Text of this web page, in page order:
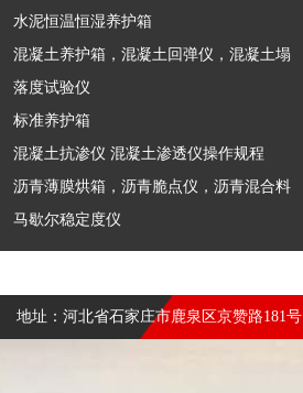
水泥恒温恒湿养护箱
混凝土养护箱，混凝土回弹仪，混凝土塌
落度试验仪
标准养护箱
混凝土抗渗仪 混凝土渗透仪操作规程
沥青薄膜烘箱，沥青脆点仪，沥青混合料
马歇尔稳定度仪
地址：河北省石家庄市鹿泉区京赞路181号